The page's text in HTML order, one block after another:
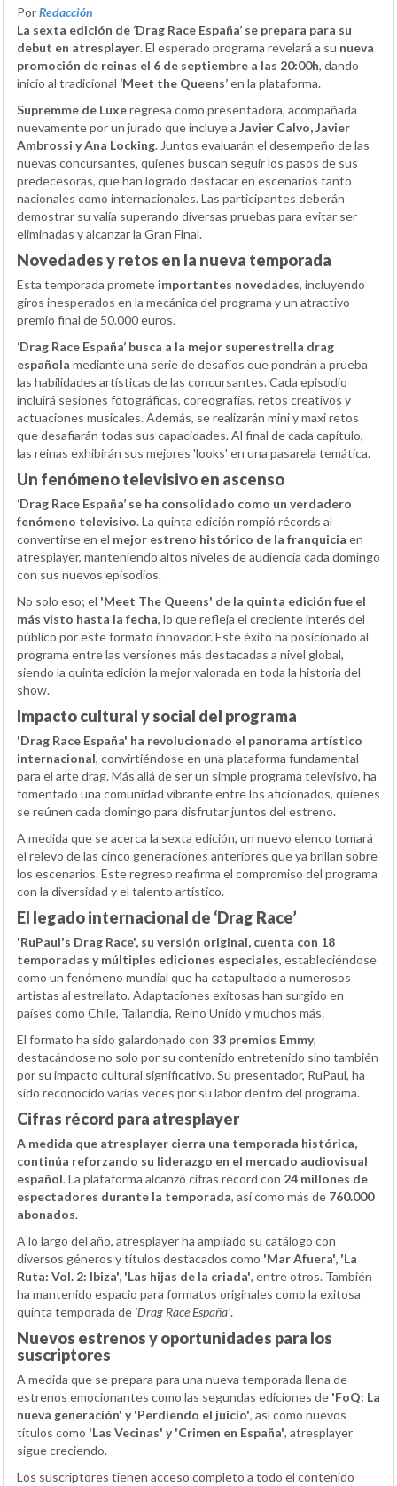
PorRedacción
La sexta edición de ‘Drag Race España’ se prepara para su
debut en atresplayer. El esperado programa revelará a su nueva
promoción de reinas el 6 de septiembre a las 20:00h, dando
inicio al tradicional ‘Meet the Queens’en la plataforma.
Supremme de Luxeregresa como presentadora, acompañada
nuevamente por un jurado que incluye a Javier Calvo, Javier
Ambrossi y Ana Locking. Juntos evaluarán el desempeño de las
nuevas concursantes, quienes buscan seguir los pasos de sus
predecesoras, que han logrado destacar en escenarios tanto
nacionales como internacionales. Las participantes deberán
demostrar su valía superando diversas pruebas para evitar ser
eliminadas y alcanzar la Gran Final.
Novedades y retos en la nueva temporada
Esta temporada promete importantes novedades, incluyendo
giros inesperados en la mecánica del programa y un atractivo
premio final de 50.000 euros.
‘Drag Race España’ busca a la mejor superestrella drag
española mediante una serie de desafíos que pondrán a prueba
las habilidades artísticas de las concursantes. Cada episodio
incluirá sesiones fotográficas, coreografías, retos creativos y
actuaciones musicales. Además, se realizarán mini y maxi retos
que desafiarán todas sus capacidades. Al final de cada capítulo,
las reinas exhibirán sus mejores 'looks' en una pasarela temática.
Un fenómeno televisivo en ascenso
‘Drag Race España’ se ha consolidado como un verdadero
fenómeno televisivo. La quinta edición rompió récords al
convertirse en el mejor estreno histórico de la franquicia en
atresplayer, manteniendo altos niveles de audiencia cada domingo
con sus nuevos episodios.
No solo eso; el 'Meet The Queens' de la quinta edición fue el
más visto hasta la fecha, lo que refleja el creciente interés del
público por este formato innovador. Este éxito ha posicionado al
programa entre las versiones más destacadas a nivel global,
siendo la quinta edición la mejor valorada en toda la historia del
show.
Impacto cultural y social del programa
'Drag Race España' ha revolucionado el panorama artístico
internacional, convirtiéndose en una plataforma fundamental
para el arte drag. Más allá de ser un simple programa televisivo, ha
fomentado una comunidad vibrante entre los aficionados, quienes
se reúnen cada domingo para disfrutar juntos del estreno.
A medida que se acerca la sexta edición, un nuevo elenco tomará
el relevo de las cinco generaciones anteriores que ya brillan sobre
los escenarios. Este regreso reafirma el compromiso del programa
con la diversidad y el talento artístico.
El legado internacional de ‘Drag Race’
'RuPaul's Drag Race', su versión original, cuenta con 18
temporadas y múltiples ediciones especiales, estableciéndose
como un fenómeno mundial que ha catapultado a numerosos
artistas al estrellato. Adaptaciones exitosas han surgido en
países como Chile, Tailandia, Reino Unido y muchos más.
El formato ha sido galardonado con 33 premios Emmy,
destacándose no solo por su contenido entretenido sino también
por su impacto cultural significativo. Su presentador, RuPaul, ha
sido reconocido varias veces por su labor dentro del programa.
Cifras récord para atresplayer
A medida que atresplayer cierra una temporada histórica,
continúa reforzando su liderazgo en el mercado audiovisual
español. La plataforma alcanzó cifras récord con 24 millones de
espectadores durante la temporada, así como más de 760.000
abonados.
A lo largo del año, atresplayer ha ampliado su catálogo con
diversos géneros y títulos destacados como 'Mar Afuera', 'La
Ruta: Vol. 2: Ibiza', 'Las hijas de la criada', entre otros. También
ha mantenido espacio para formatos originales como la exitosa
quinta temporada de 'Drag Race España'.
Nuevos estrenos y oportunidades para los
suscriptores
A medida que se prepara para una nueva temporada llena de
estrenos emocionantes como las segundas ediciones de 'FoQ: La
nueva generación' y 'Perdiendo el juicio', así como nuevos
títulos como 'Las Vecinas' y 'Crimen en España', atresplayer
sigue creciendo.
Los suscriptores tienen acceso completo a todo el contenido